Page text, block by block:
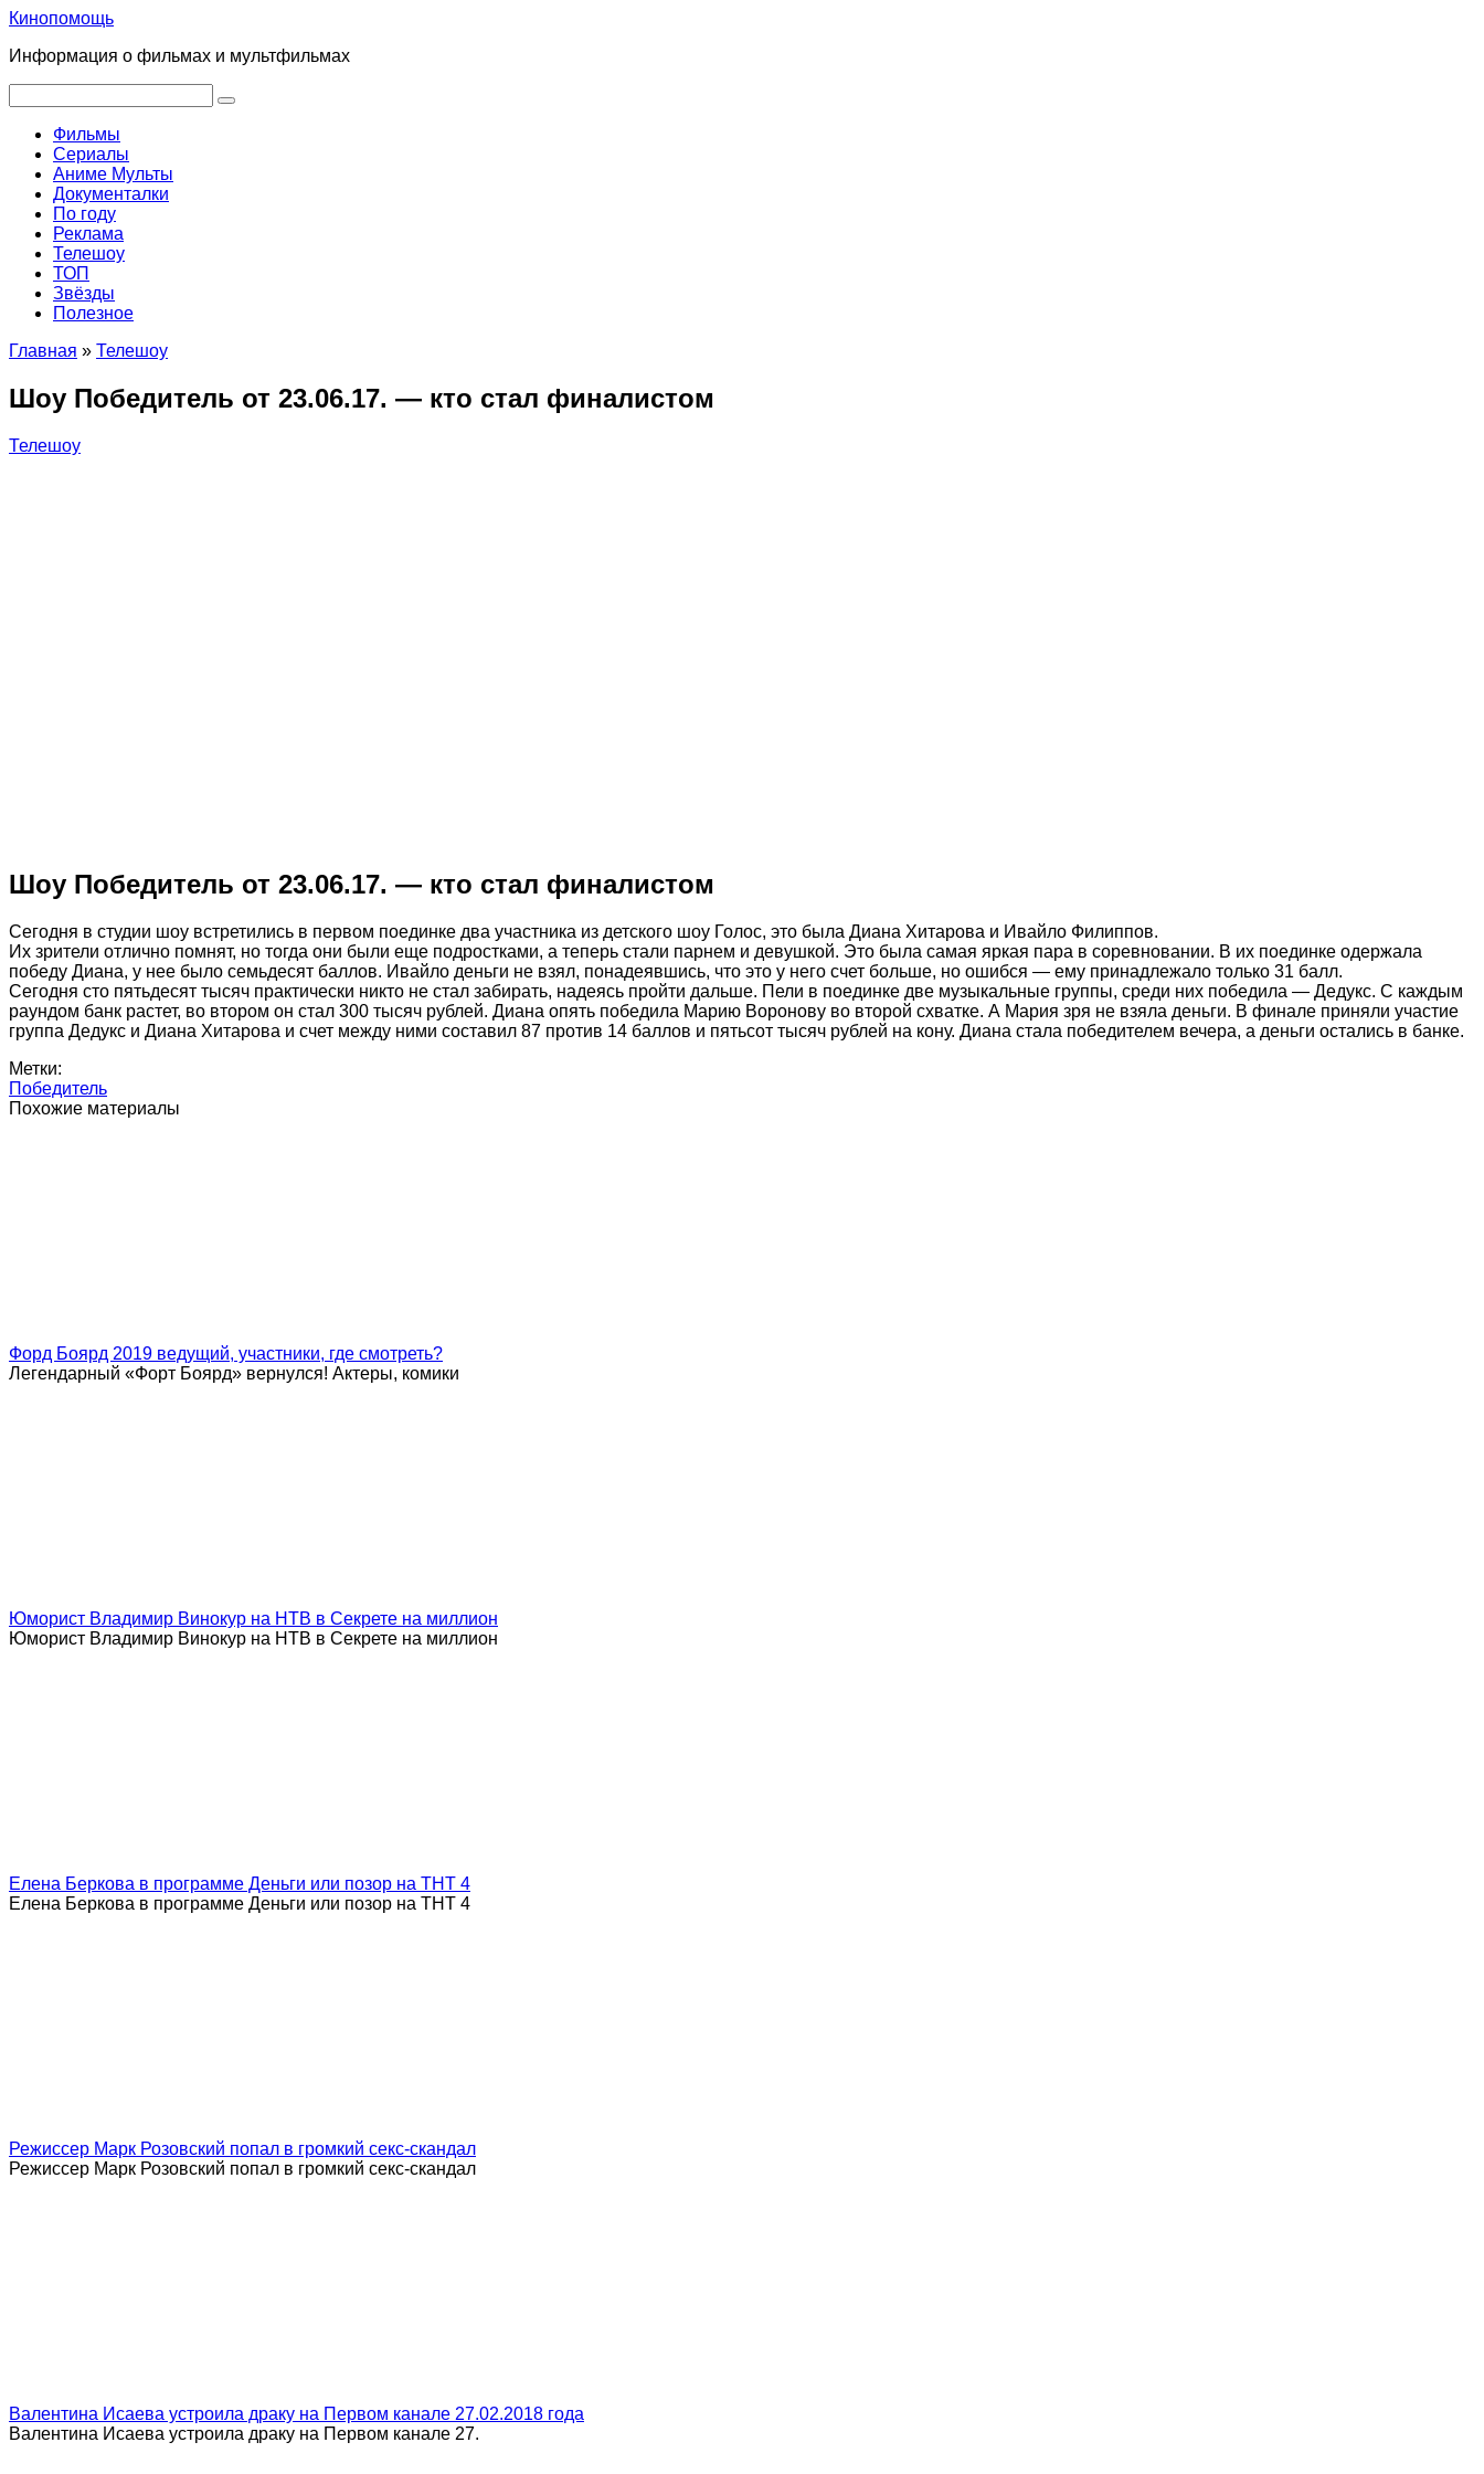
Перейти
контенту
Кинопомощь
Информация о фильмах и мультфильмах
Фильмы
Сериалы
Аниме Мульты
Документалки
По году
Реклама
Телешоу
ТОП
Звёзды
Полезное
Главная » Телешоу
Шоу Победитель от 23.06.17. — кто стал финалистом
Телешоу
Шоу Победитель от 23.06.17. — кто стал финалистом
Сегодня в студии шоу встретились в первом поединке два участника из детского шоу Голос, это была Диана Хитарова и Ивайло Филиппов.
Их зрители отлично помнят, но тогда они были еще подростками, а теперь стали парнем и девушкой. Это была самая яркая пара в соревновании. В их поединке одержала
победу Диана, у нее было семьдесят баллов. Ивайло деньги не взял, понадеявшись, что это у него счет больше, но ошибся — ему принадлежало только 31 балл.
Сегодня сто пятьдесят тысяч практически никто не стал забирать, надеясь пройти дальше. Пели в поединке две музыкальные группы, среди них победила — Дедукс. С каждым
раундом банк растет, во втором он стал 300 тысяч рублей. Диана опять победила Марию Воронову во второй схватке. А Мария зря не взяла деньги. В финале приняли участие
группа Дедукс и Диана Хитарова и счет между ними составил 87 против 14 баллов и пятьсот тысяч рублей на кону. Диана стала победителем вечера, а деньги остались в банке.
Метки:
Победитель
Похожие материалы
Форд Боярд 2019 ведущий, участники, где смотреть?
Легендарный «Форт Боярд» вернулся! Актеры, комики
Юморист Владимир Винокур на НТВ в Секрете на миллион
Юморист Владимир Винокур на НТВ в Секрете на миллион
Елена Беркова в программе Деньги или позор на ТНТ 4
Елена Беркова в программе Деньги или позор на ТНТ 4
Режиссер Марк Розовский попал в громкий секс-скандал
Режиссер Марк Розовский попал в громкий секс-скандал
Валентина Исаева устроила драку на Первом канале 27.02.2018 года
Валентина Исаева устроила драку на Первом канале 27.